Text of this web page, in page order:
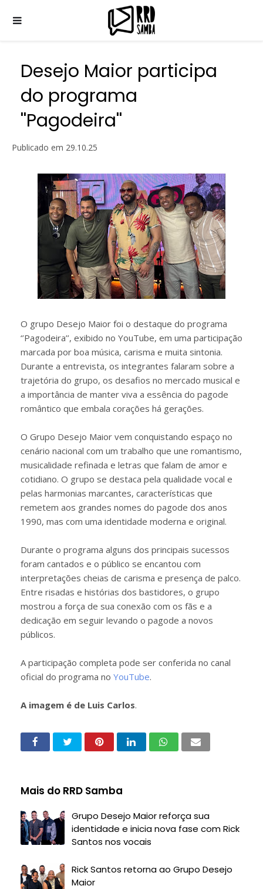
Desejo Maior participa
do programa
''Pagodeira''
Publicado em 29.10.25
O grupo Desejo Maior foi o destaque do programa
‘’Pagodeira’’, exibido no YouTube, em uma participação
marcada por boa música, carisma e muita sintonia.
Durante a entrevista, os integrantes falaram sobre a
trajetória do grupo, os desafios no mercado musical e
a importância de manter viva a essência do pagode
romântico que embala corações há gerações.
O Grupo Desejo Maior vem conquistando espaço no
cenário nacional com um trabalho que une romantismo,
musicalidade refinada e letras que falam de amor e
cotidiano. O grupo se destaca pela qualidade vocal e
pelas harmonias marcantes, características que
remetem aos grandes nomes do pagode dos anos
1990, mas com uma identidade moderna e original.
Durante o programa alguns dos principais sucessos
foram cantados e o público se encantou com
interpretações cheias de carisma e presença de palco.
Entre risadas e histórias dos bastidores, o grupo
mostrou a força de sua conexão com os fãs e a
dedicação em seguir levando o pagode a novos
públicos.
A participação completa pode ser conferida no canal
oficial do programa no YouTube.
A imagem é de Luis Carlos.
Mais do RRD Samba
Grupo Desejo Maior reforça sua
identidade e inicia nova fase com Rick
Santos nos vocais
Rick Santos retorna ao Grupo Desejo
Maior